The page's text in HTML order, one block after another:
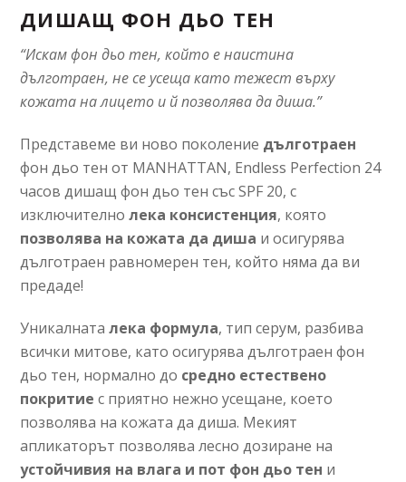
ДИШАЩ ФОН ДЬО ТЕН
“Искам фон дьо тен, който е наистина
дълготраен, не се усеща като тежест върху
кожата на лицето и й позволява да диша.”
Представеме ви ново поколение дълготраен
фон дьо тен от MANHATTAN, Endless Perfection 24
часов дишащ фон дьо тен със SPF 20, с
изключителнолека консистенция, която
позволява на кожата да диша и осигурява
дълготраен равномерен тен, който няма да ви
предаде!
Уникалнаталека формула, тип серум, разбива
всички митове, като осигурява дълготраен фон
дьо тен, нормално до средно естествено
покритие с приятно нежно усещане, което
позволява на кожата да диша. Мекият
апликаторът позволява лесно дозиране на
устойчивия на влага и пот фон дьо тен и